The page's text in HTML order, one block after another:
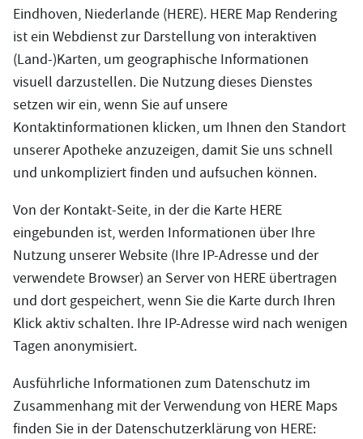
Eindhoven, Niederlande (HERE). HERE Map Rendering
ist ein Webdienst zur Darstellung von interaktiven
(Land-)Karten, um geographische Informationen
visuell darzustellen. Die Nutzung dieses Dienstes
setzen wir ein, wenn Sie auf unsere
Kontaktinformationen klicken, um Ihnen den Standort
unserer Apotheke anzuzeigen, damit Sie uns schnell
und unkompliziert finden und aufsuchen können.
Von der Kontakt-Seite, in der die Karte HERE
eingebunden ist, werden Informationen über Ihre
Nutzung unserer Website (Ihre IP-Adresse und der
verwendete Browser) an Server von HERE übertragen
und dort gespeichert, wenn Sie die Karte durch Ihren
Klick aktiv schalten. Ihre IP-Adresse wird nach wenigen
Tagen anonymisiert.
Ausführliche Informationen zum Datenschutz im
Zusammenhang mit der Verwendung von HERE Maps
finden Sie in der Datenschutzerklärung von HERE: